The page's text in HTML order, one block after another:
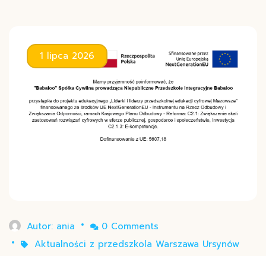
1 lipca 2026
Autor: ania
0 Comments
Aktualności z przedszkola Warszawa Ursynów